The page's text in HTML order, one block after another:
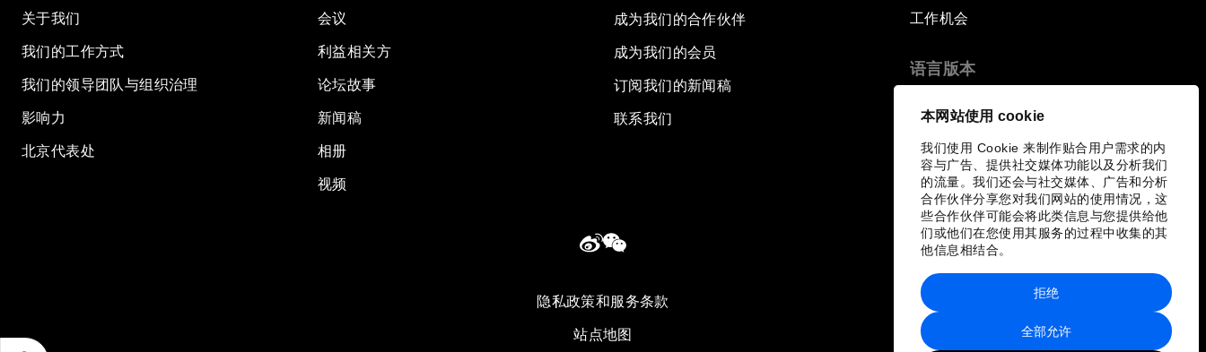
本网站使用 cookie
我们使用 Cookie 来制作贴合用户需求的内
容与广告、提供社交媒体功能以及分析我们
的流量。我们还会与社交媒体、广告和分析
合作伙伴分享您对我们网站的使用情况，这
些合作伙伴可能会将此类信息与您提供给他
们或他们在您使用其服务的过程中收集的其
他信息相结合。
全部允许
拒绝
关于我们
我们的工作方式
我们的领导团队与组织治理
影响力
北京代表处
会议
利益相关方
论坛故事
新闻稿
相册
视频
成为我们的合作伙伴
成为我们的会员
订阅我们的新闻稿
联系我们
工作机会
语言版本
隐私政策和服务条款
站点地图